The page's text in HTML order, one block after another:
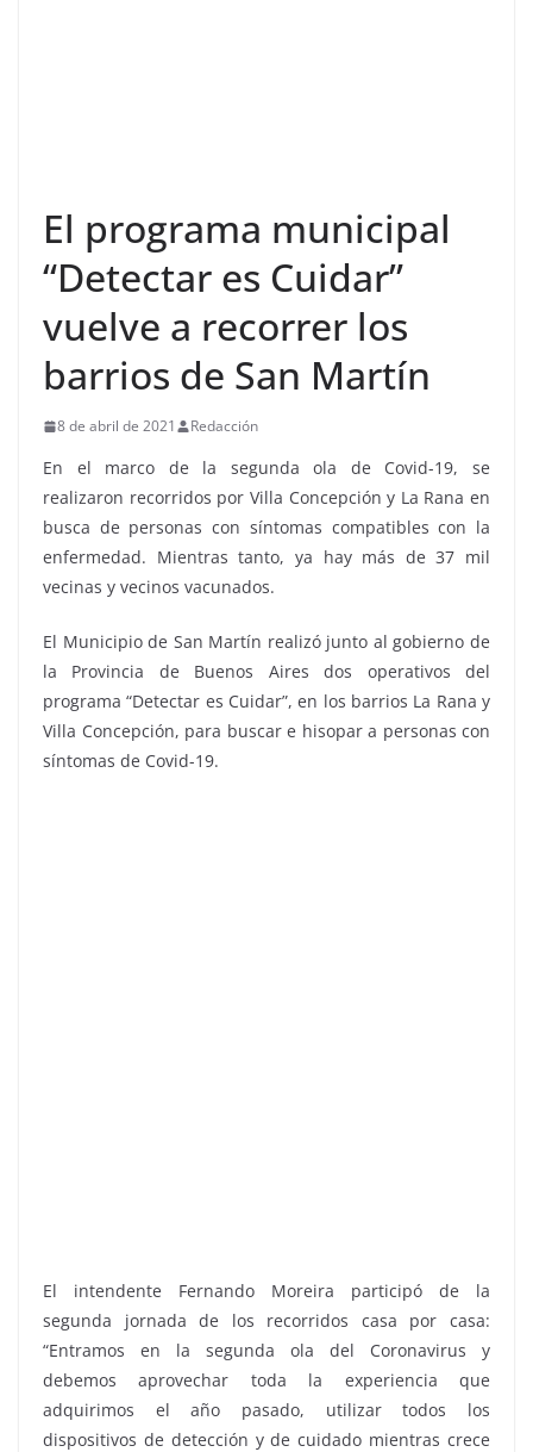
El programa municipal
“Detectar es Cuidar”
vuelve a recorrer los
barrios de San Martín
8 de abril de 2021 Redacción
En el marco de la segunda ola de Covid-19, se
realizaron recorridos por Villa Concepción y La Rana en
busca de personas con síntomas compatibles con la
enfermedad. Mientras tanto, ya hay más de 37 mil
vecinas y vecinos vacunados.
El Municipio de San Martín realizó junto al gobierno de
la Provincia de Buenos Aires dos operativos del
programa “Detectar es Cuidar”, en los barrios La Rana y
Villa Concepción, para buscar e hisopar a personas con
síntomas de Covid-19.
El intendente Fernando Moreira participó de la
segunda jornada de los recorridos casa por casa:
“Entramos en la segunda ola del Coronavirus y
debemos aprovechar toda la experiencia que
adquirimos el año pasado, utilizar todos los
dispositivos de detección y de cuidado mientras crece